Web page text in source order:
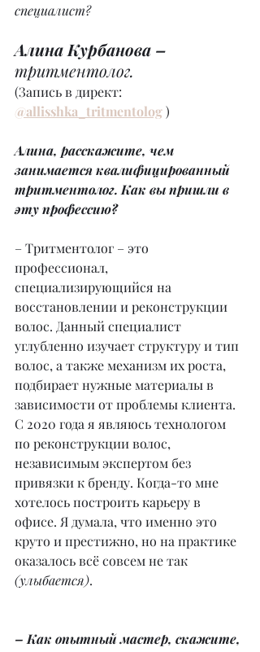
специалист?
Алина Курбанова –
тритментолог.
(Запись в директ:
@allisshka_tritmentolog )
Алина, расскажите, чем
занимается квалифицированный
тритментолог. Как вы пришли в
эту профессию?
– Тритментолог – это
профессионал,
специализирующийся на
восстановлении и реконструкции
волос. Данный специалист
углубленно изучает структуру и тип
волос, а также механизм их роста,
подбирает нужные материалы в
зависимости от проблемы клиента.
С 2020 года я являюсь технологом
по реконструкции волос,
независимым экспертом без
привязки к бренду. Когда-то мне
хотелось построить карьеру в
офисе. Я думала, что именно это
круто и престижно, но на практике
оказалось всё совсем не так
(улыбается).
– Как опытный мастер, скажите,